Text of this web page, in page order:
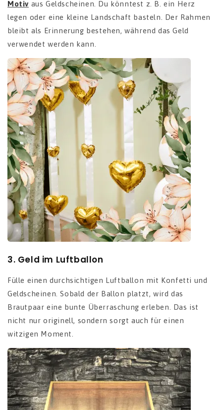
Motiv aus Geldscheinen. Du könntest z. B. ein Herz
legen oder eine kleine Landschaft basteln. Der Rahmen
bleibt als Erinnerung bestehen, während das Geld
verwendet werden kann.
3. Geld im Luftballon
Fülle einen durchsichtigen Luftballon mit Konfetti und
Geldscheinen. Sobald der Ballon platzt, wird das
Brautpaar eine bunte Überraschung erleben. Das ist
nicht nur originell, sondern sorgt auch für einen
witzigen Moment.